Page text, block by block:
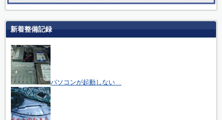
新着整備記録
パソコンが起動しない